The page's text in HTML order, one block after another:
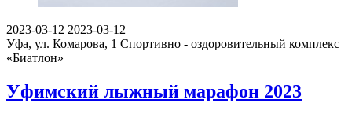
2023-03-12 2023-03-12
Уфа, ул. Комарова, 1 Спортивно - оздоровительный комплекс
«Биатлон»
Уфимский лыжный марафон 2023